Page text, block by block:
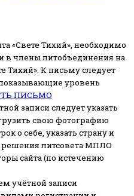
«Свете Тихий», необходимо
в члены литобъединения на
Тихий». К письму следует
уровень
ПИСЬМО
записи следует указать
свою фотографию
о себе, указать страну и
литсовета МПЛО
сайта (по истечению
учётной записи